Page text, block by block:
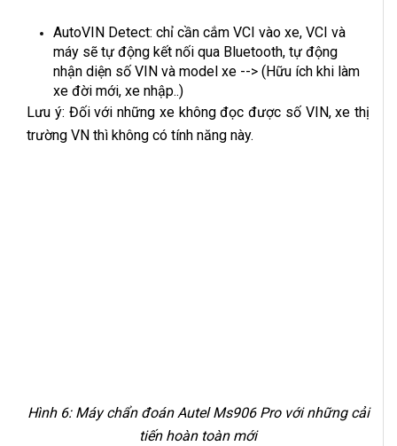
AutoVIN Detect: chỉ cần cắm VCI vào xe, VCI và
máy sẽ tự động kết nối qua Bluetooth, tự động
nhận diện số VIN và model xe --> (Hữu ích khi làm
xe đời mới, xe nhập..)
Lưu ý: Đối với những xe không đọc được số VIN, xe thị
trường VN thì không có tính năng này.
Hình 6: Máy chẩn đoán Autel Ms906 Pro với những cải
tiến hoàn toàn mới